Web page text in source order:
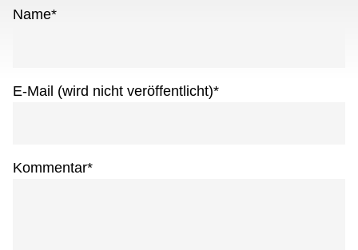
Name*
E-Mail (wird nicht veröffentlicht)*
Kommentar*